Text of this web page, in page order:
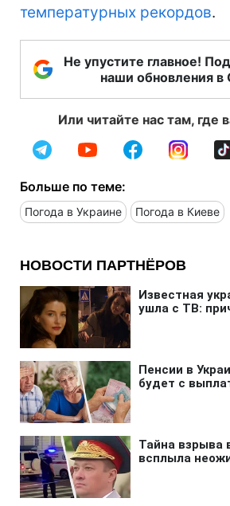
температурных рекордов.
Не упустите главное!
наши обновления в
Или читайте нас там, где
Больше по теме:
Погода в Украине Погода в Киеве